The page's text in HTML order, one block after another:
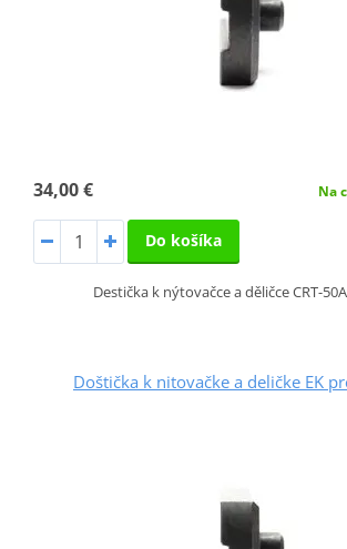
34,00 € Na
Do košíka
Destička k nýtovačce a děličce CRT-
Doštička k nitovačke a deličke EK